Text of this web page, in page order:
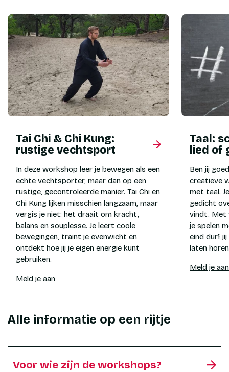
Tai Chi & Chi Kung:
rustige vechtsport
In deze workshop leer je bewegen als een
echte vechtsporter, maar dan op een
rustige, gecontroleerde manier. Tai Chi en
Chi Kung lijken misschien langzaam, maar
vergis je niet: het draait om kracht,
balans en souplesse. Je leert coole
bewegingen, traint je evenwicht en
ontdekt hoe jij je eigen energie kunt
gebruiken.
Meld je aan
Taal:
lied of
Ben jij
creatieve
met taal.
gedicht
vindt. Met
je spelen
eind durf
laten
Meld je aan
Alle informatie op een rijtje
Voor wie zijn de workshops?